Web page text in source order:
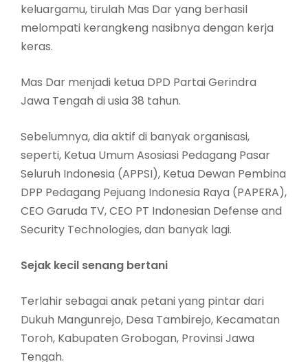
keluargamu, tirulah Mas Dar yang berhasil
melompati kerangkeng nasibnya dengan kerja
keras.
Mas Dar menjadi ketua DPD Partai Gerindra
Jawa Tengah di usia 38 tahun.
Sebelumnya, dia aktif di banyak organisasi,
seperti, Ketua Umum Asosiasi Pedagang Pasar
Seluruh Indonesia (APPSI), Ketua Dewan Pembina
DPP Pedagang Pejuang Indonesia Raya (PAPERA),
CEO Garuda TV, CEO PT Indonesian Defense and
Security Technologies, dan banyak lagi.
Sejak kecil senang bertani
Terlahir sebagai anak petani yang pintar dari
Dukuh Mangunrejo, Desa Tambirejo, Kecamatan
Toroh, Kabupaten Grobogan, Provinsi Jawa
Tengah.